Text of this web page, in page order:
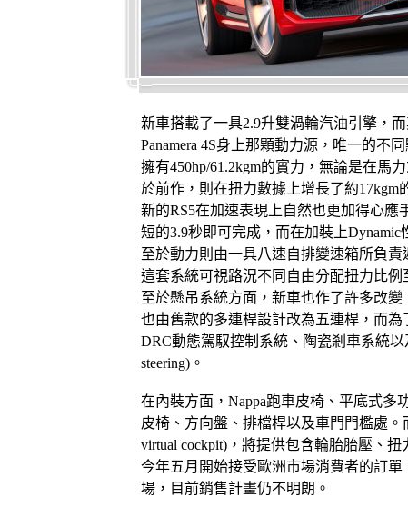
新車搭載了一具2.9升雙渦輪汽油引擎，
Panamera 4S身上那顆動力源，唯一的不
擁有450hp/61.2kgm的實力，無論是在馬
於前作，則在扭力數據上增長了約17kgm
新的RS5在加速表現上自然也更加得心應
短的3.9秒即可完成，而在加裝上Dynamic
至於動力則由一具八速自排變速箱所負責
這套系統可視路況不同自由分配扭力比
至於懸吊系統方面，新車也作了許多改
也由舊款的多連桿設計改為五連桿，而
DRC動態駕馭控制系統、陶瓷剎車系統
steering)。
在內裝方面，Nappa跑車皮椅、平底式多
皮椅、方向盤、排檔桿以及車門門檻處
virtual cockpit)，將提供包含輪胎胎壓、
今年五月開始接受歐洲市場消費者的訂
場，目前銷售計畫仍不明朗。